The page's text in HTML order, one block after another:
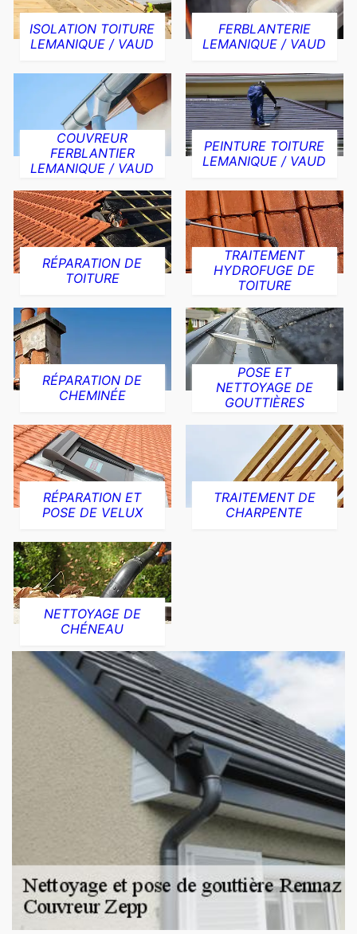
ISOLATION TOITURE
LEMANIQUE / VAUD
FERBLANTERIE
LEMANIQUE / VAUD
COUVREUR
FERBLANTIER
LEMANIQUE / VAUD
PEINTURE TOITURE
LEMANIQUE / VAUD
RÉPARATION DE
TOITURE
TRAITEMENT
HYDROFUGE DE
TOITURE
RÉPARATION DE
CHEMINÉE
POSE ET
NETTOYAGE DE
GOUTTIÈRES
RÉPARATION ET
POSE DE VELUX
TRAITEMENT DE
CHARPENTE
NETTOYAGE DE
CHÉNEAU